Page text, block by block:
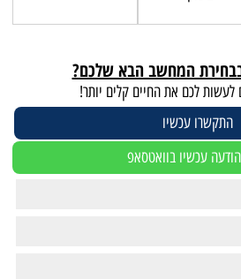
המחשב הבא שלכם?
לעשות לכם את החיים קלים יותר!
התקשרו עכשיו
עכשיו בוואטסאפ